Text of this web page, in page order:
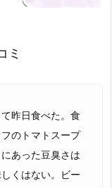
ミ
昨日食べた。食
のトマトスープ
あった豆臭さは
くはない。ビー